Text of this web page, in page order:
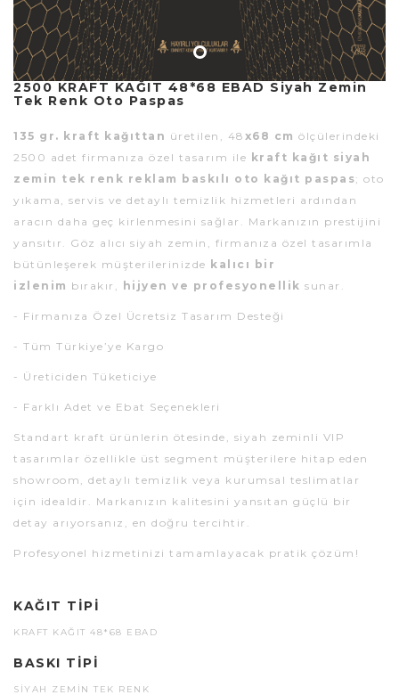
2500 KRAFT KAĞIT 48*68 EBAD Siyah Zemin
Tek Renk Oto Paspas
135 gr. kraft kağıttan üretilen, 48 x68 cm ölçülerindeki
2500 adet firmanıza özel tasarım ile kraft kağıt siyah
zemin tek renk reklam baskılı oto kağıt paspas; oto
yıkama, servis ve detaylı temizlik hizmetleri ardından
aracın daha geç kirlenmesini sağlar. Markanızın prestijini
yansıtır. Göz alıcı siyah zemin, firmanıza özel tasarımla
bütünleşerek müşterilerinizde kalıcı bir
izlenim bırakır, hijyen ve profesyonellik sunar.
- Firmanıza Özel Ücretsiz Tasarım Desteği
- Tüm Türkiye’ye Kargo
- Üreticiden Tüketiciye
- Farklı Adet ve Ebat Seçenekleri
Standart kraft ürünlerin ötesinde, siyah zeminli VIP
tasarımlar özellikle üst segment müşterilere hitap eden
showroom, detaylı temizlik veya kurumsal teslimatlar
için idealdir. Markanızın kalitesini yansıtan güçlü bir
detay arıyorsanız, en doğru tercihtir.
Profesyonel hizmetinizi tamamlayacak pratik çözüm!
KAĞIT TIPI
KRAFT KAĞIT 48*68 EBAD
BASKI TIPI
SIYAH ZEMIN TEK RENK